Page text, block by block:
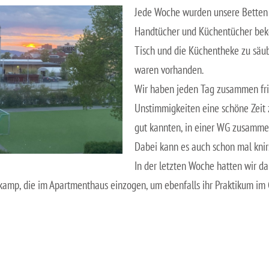
Jede Woche wurden unsere
Handtücher und Küchentücher
Tisch und die Küchentheke zu
waren vorhanden.
Wir haben jeden Tag zusammen
Unstimmigkeiten eine schöne
gut kannten, in einer WG
Dabei kann es auch schon mal
In der letzten Woche hatten wir
die im Apartmenthaus einzogen, um ebenfalls ihr Praktikum